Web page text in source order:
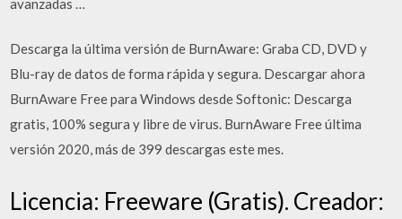
Descarga la última versión de BurnAware: Graba CD, DVD y
Blu-ray de datos de forma rápida y segura. Descargar ahora
BurnAware Free para Windows desde Softonic: Descarga
gratis, 100% segura y libre de virus. BurnAware Free última
versión 2020, más de 399 descargas este mes.
Licencia: Freeware (Gratis). Creador: